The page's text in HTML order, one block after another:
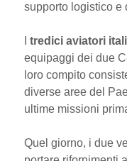
supporto logistico e
tredici aviatori
equipaggi dei due
loro compito
diverse aree del
ultime missioni
Quel giorno, i due